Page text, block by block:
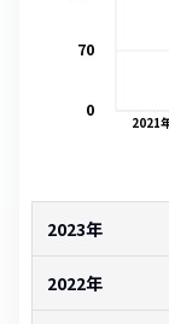
2021
0
70
2023年
2022年